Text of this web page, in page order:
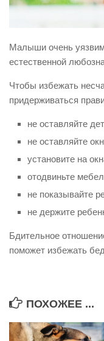
Оказание
Памятки
Как стать
Уголок
Пресс-центр
СМИ о нас
Фотогалерея
Вакансии
Малыши очень
естественной
Чтобы избежать
придерживаться
не оставляйте
не оставляйте
установите на
отодвиньте
не показывайте
не держите
Бдительное
поможет избежать
ПОХОЖЕЕ ...